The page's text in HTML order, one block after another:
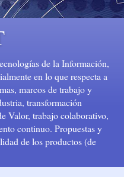
de la Información,
en lo que respecta a
marcos de trabajo y
transformación
Valor, trabajo colaborativo,
continuo. Propuestas y
de los productos (de